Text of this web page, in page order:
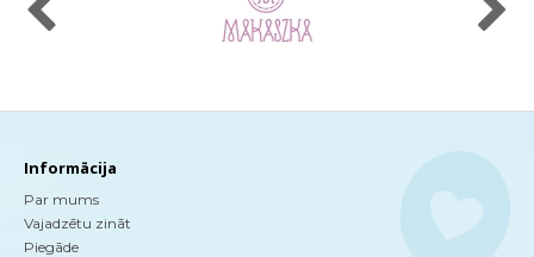
Informācija
Par mums
Vajadzētu zināt
Piegāde